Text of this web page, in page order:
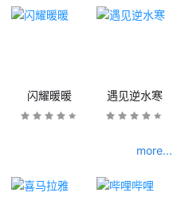
闪耀暖暖 遇见逆水寒
more...